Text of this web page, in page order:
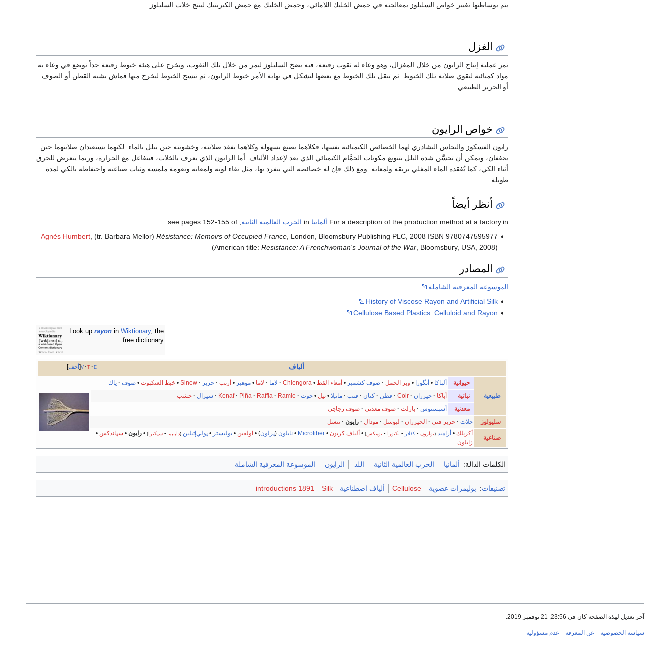
يتم بوساطتها تغيير خواص السليلوز بمعالجته في حمض الخليك اللامائي، وحمض الخليك مع حمض الكبريتيك لينتج خلات السليلوز.
الغزل
تمر عملية إنتاج الرايون من خلال المغزال، وهو وعاء له ثقوب رفيعة، فيه يضخ السليلوز ليمر من خلال تلك الثقوب، ويخرج على هيئة خيوط رفيعة جداً توضع في وعاء به
مواد كميائية لتقوي صلابة تلك الخيوط. ثم تنقل تلك الخيوط مع بعضها لتشكل في نهاية الأمر خيوط الرايون، ثم تنسج الخيوط ليخرج منها قماش يشبه القطن أو الصوف
أو الحرير الطبيعي.
خواص الرايون
رايون الفسكوز والنحاس النشادري لهما الخصائص الكيميائية نفسها، فكلاهما يصنع بسهولة وكلاهما يفقد صلابته، وخشونته حين يبلل بالماء. لكنهما يستعيدان صلابتهما حين
يجففان، ويمكن أن تحسَّن شدة البلل بتنويع مكونات الحمَّام الكيميائي الذي يعد لإعداد الألياف. أما الرايون الذي يعرف بالخلات، فيتفاعل مع الحرارة، وربما يتعرض للحرق
أثناء الكي، كما يُفقده الماء المغلي بريقه ولمعانه. ومع ذلك فإن له خصائصه التي ينفرد بها، مثل نقاء لونه ولمعانه ونعومة ملمسه وثبات صباغته واحتفاظه بالكي لمدة
طويلة.
أنظر أيضاً
For a description of the production method at a factory in ألمانيا الحرب العالمية الثانية
Agnès Humbert, (tr. Barbara Mellor) Résistance: Memoirs of Occupied France, London, Bloomsbury Publishing PLC, 2008 ISBN 9780747595977
(American title: Resistance: A Frenchwoman's Journal of the War, Bloomsbury, USA, 2008)
المصادر
الموسوعة المعرفية الشاملة
History of Viscose Rayon and Artificial Silk
Cellulose Based Plastics: Celluloid and Rayon
Look up rayonin Wiktionary, the
free dictionary.
أخف v t e ألياف
طبيعية
حيوانية ألپاكا •أنگورا • وبر الجمل · صوف كشمير •أمعاء القط •
Chiengora
· لاما · لاما •موهير •أرنب · حرير ·
Sinew
•خيط العنكبوت •صوف · ياك
نباتية
أباكا · خيزران ·
Coir
· قطن · كتان · قنب · مانيلا •تيل •جوت ·
Kenaf· Piña · Raffia · Ramie
· سيزال · خشب
معدنية
أسبستوس · بازلت · صوف معدني · صوف زجاجي
سليولوز
خلات · حرير فني · الخيزران · ليوسل · مودال · رايون · تنسل
صناعية
أكريلك •أراميد (توارون •كڤلار •تكنورا • نومكس)
•ألياف كربون •
Microfiber
•نايلون (پرلون) •اولفين •بوليستر •پولي‌إثيلين (داينيما •سپكترا)
•رايون • سپاندكس •
زايلون
الكلمات الدالة: ألمانيا الحرب العالمية الثانية اللد الرايون الموسوعة المعرفية الشاملة
تصنيفات: بوليمرات عضوية Cellulose ألياف اصطناعية Silk
1891 introductions
آخر تعديل لهذه الصفحة كان في 23:56, 21 نوفمبر 2019.
سياسة الخصوصية عن المعرفة عدم مسؤولية